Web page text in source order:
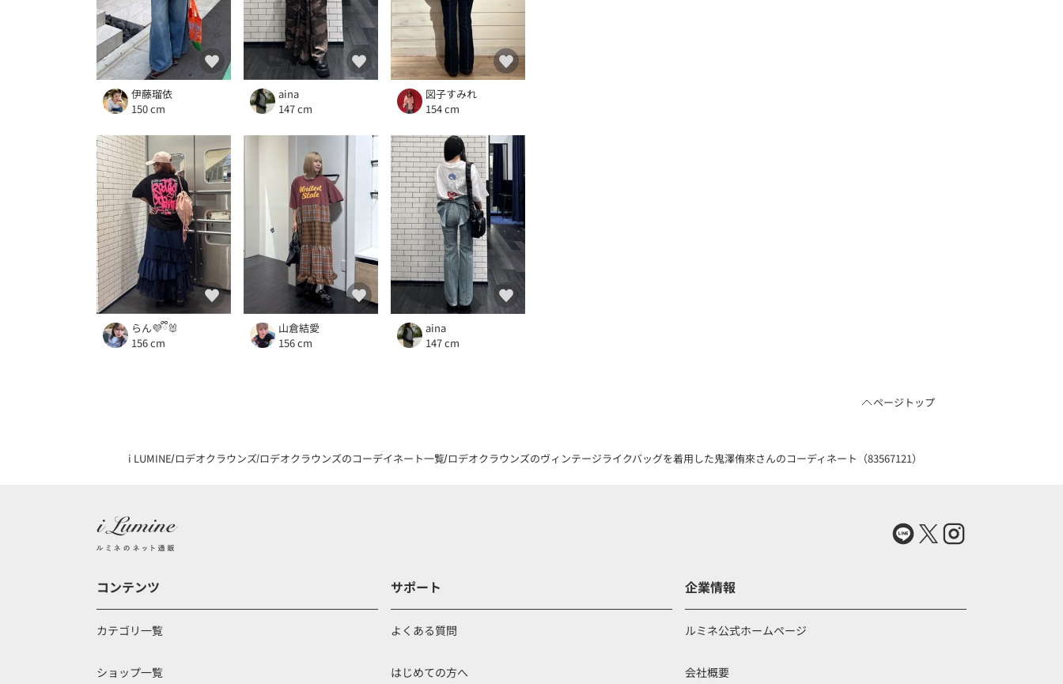
伊藤瑠依
150 cm
aina
147 cm
図子すみれ
154 cm
らん💜ྀི🐰
156 cm
山倉結愛
156 cm
aina
147 cm
ページトップ
i LUMINE ロデオクラウンズ ロデオクラウンズのコーデイネート一覧ロデオクラウンズのヴィンテージライクバッグを着用した鬼澤侑來さんのコーディネート（83567121）
コンテンツ
カテゴリ一覧
ショップ一覧
サポート
よくある質問
はじめての方へ
企業情報
ルミネ公式ホームページ
会社概要